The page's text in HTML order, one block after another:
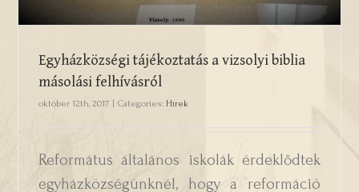
Egyházközségi tájékoztatás a vizsolyi biblia
másolási felhívásról
október 12th, 2017 Categories: Hírek
Református általános iskolák érdeklődtek
egyházközségünknél, hogy a reformáció